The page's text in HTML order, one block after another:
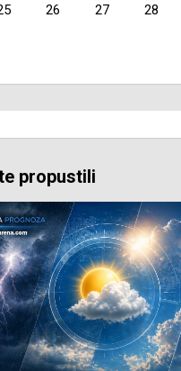
26 27 28
propustili